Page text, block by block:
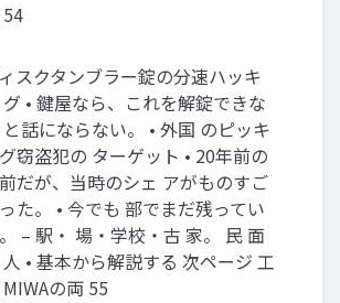
スクタンブラー錠の分速ハッキ
グ • 鍵屋なら、これを解錠できな
と話にならない。 • 外国 のピッキ
窃盗犯の ターゲット • 20年前の
だが、当時のシェ アがものすご
た。 • 今でも 部でまだ残ってい
– 駅・ 場・学校・古 家。 民 面
• 基本から解説する 次ページ 工
の両 55